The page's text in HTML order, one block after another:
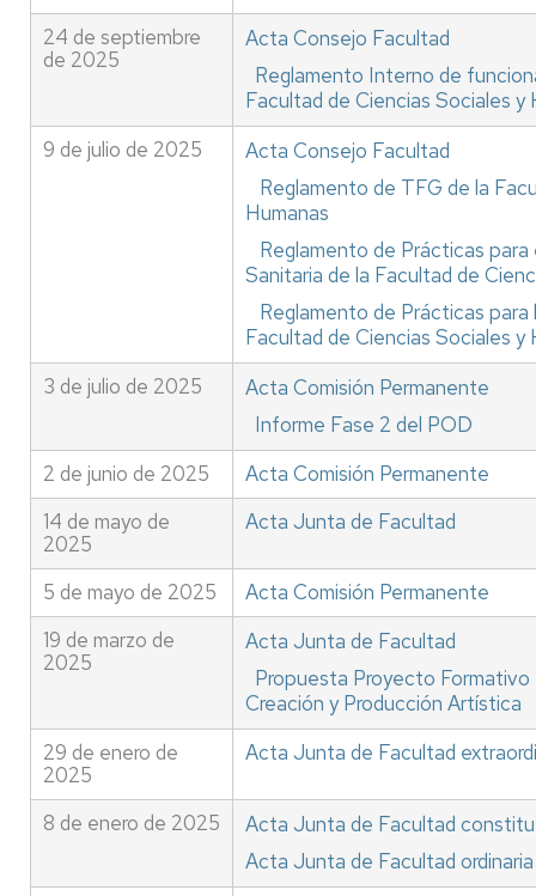
24 de septiembre
de 2025
Acta Consejo Facultad
Reglamento Interno de
Facultad de Ciencias Sociales y
9 de julio de 2025
Acta Consejo Facultad
Reglamento de TFG de la
Humanas
Reglamento de Prácticas
Sanitaria de la Facultad de
Reglamento de Prácticas
Facultad de Ciencias Sociales y
3 de julio de 2025
Acta Comisión Permanente
Informe Fase 2 del POD
2 de junio de 2025
Acta Comisión Permanente
14 de mayo de
2025
Acta Junta de Facultad
5 de mayo de 2025
Acta Comisión Permanente
19 de marzo de
2025
Acta Junta de Facultad
Propuesta Proyecto
Creación y Producción Artística
29 de enero de
2025
Acta Junta de Facultad
8 de enero de 2025
Acta Junta de Facultad
Acta Junta de Facultad ordinaria